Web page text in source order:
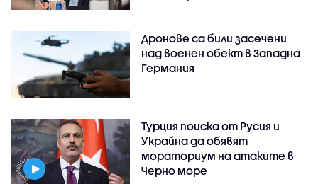
Дронове са били засечени
над военен обект в Западна
Германия
Турция поиска от Русия и
Украйна да обявят
мораториум на атаките в
Черно море